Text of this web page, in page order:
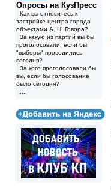
Опросы на КузПресс
Как вы относитесь к
застройке центра города
объектами А. Н. Говора?
За какую из партий вы бы
проголосовали, если бы
"выборы" проводились
сегодня?
За кого проголосовали бы
вы, если бы голосование
было сегодня?